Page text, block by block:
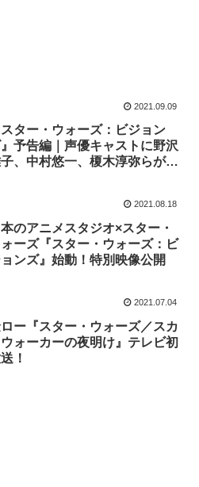
2021.09.09
スター・ウォーズ：ビジョン
』予告編｜声優キャストに野沢
、中村悠一、榎木淳弥らが集
2021.08.18
本のアニメスタジオ×スター・
ォーズ『スター・ウォーズ：ビ
ンズ』始動！特別映像公開
2021.07.04
ー『スター・ウォーズ／スカ
ォーカーの夜明け』テレビ初
！